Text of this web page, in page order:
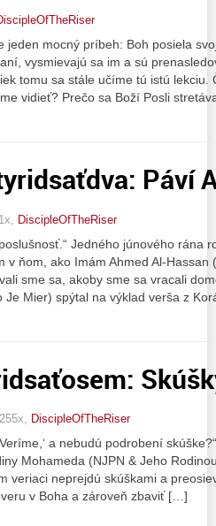
jeden mocný príbeh: Boh posiela
vysmievajú sa im a sú
tomu sa stále učíme tú istú
vidieť? Prečo sa Boží Posli
Páví
DiscipleOfTheRiser
Jedného júnového rána
v ňom, ako Imám Ahmed Al-
sme sa, akoby sme sa vracali
Je Mier) spýtal na výklad verša z
DiscipleOfTheRiser
a nebudú podrobení
Mohameda (NJPN & Jeho
veriaci neprejdú skúškami a
v Boha a zároveň zbaviť […]